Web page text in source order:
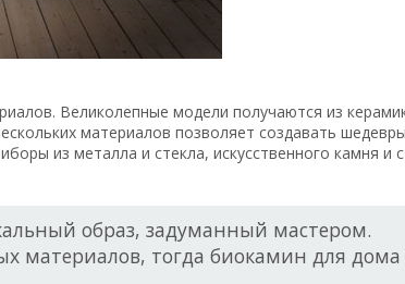
Великолепные модели получаются из
материалов позволяет создавать
из металла и стекла, искусственного камня и
образ, задуманный мастером.
материалов, тогда биокамин для дома